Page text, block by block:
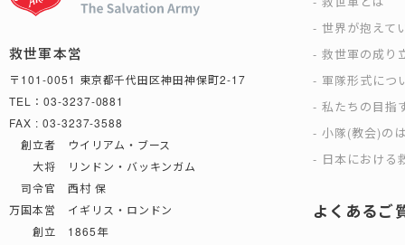
救世軍本営
〒101-0051 東京都千代田区神田神保町2-17
TEL：03-3237-0881
FAX : 03-3237-3588
創立者 ウイリアム・ブース
大将 リンドン・バッキンガム
司令官 西村 保
万国本営 イギリス・ロンドン
創立 1865年
世界が抱えて
救世軍の成り
軍隊形式につ
私たちの目指
小隊(教会)の
日本における
よくあるご